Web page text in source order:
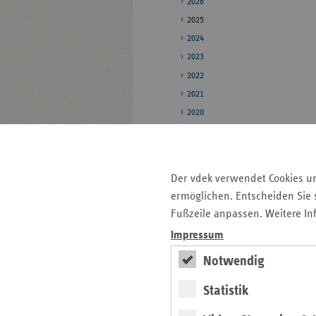
Der vdek verwendet Cookies
ermöglichen. Entscheiden
Fußzeile anpassen. Weitere
Impressum
Notwendig
Statistik
2025
2024
2023
2022
2021
2020
Veröffentlichungen
Seitenleiste
weiteren
Auf einen Blick
Pressemitteilungen